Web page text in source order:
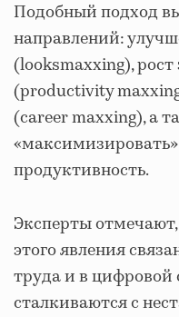
Подобный подход
направлений:
(looksmaxxing),
(productivity
(career maxxing), а
продуктивность.
Эксперты
этого явления
труда и в цифровой
сталкиваются с